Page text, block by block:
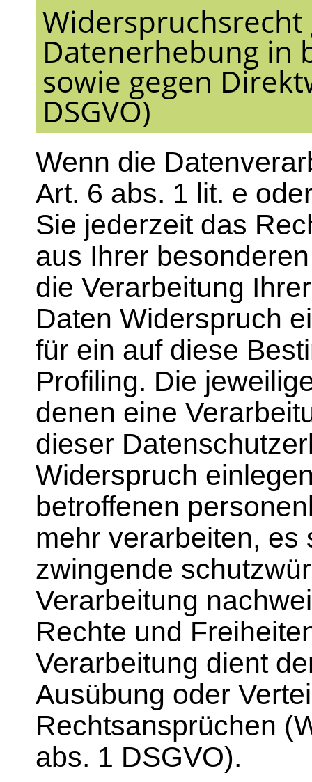
Widerspruchsrecht
Datenerhebung in
sowie gegen
DSGVO)
Wenn die
Art. 6 abs. 1 lit. e
Sie jederzeit das
aus Ihrer
die Verarbeitung
Daten Widerspruch
für ein auf diese
Profiling. Die
denen eine
dieser
Widerspruch
betroffenen
mehr verarbeiten, es
zwingende
Verarbeitung
Rechte und
Verarbeitung dient
Ausübung oder
Rechtsansprüchen
abs. 1 DSGVO).